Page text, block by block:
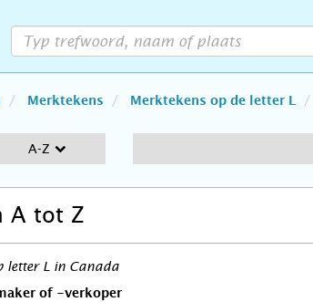
Merktekens Merktekens op de letter L
A-Z
A tot Z
letter L in Canada
of -verkoper